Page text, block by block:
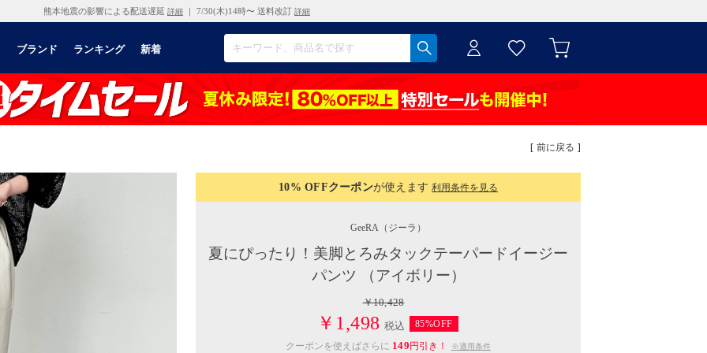
熊本地震の影響による配送遅延 詳細 ｜ 7/30(木)14時〜 送料改訂 詳細
ブランド ランキング 新着
[ 前に戻る ]
10% OFFクーポンが使えます 利用条件を見る
GeeRA （ジーラ）
夏にぴったり！美脚とろみタックテーパードイージー
パンツ （アイボリー）
￥10,428
￥1,498 税込
85%OFF
クーポンを使えばさらに 149円引き！ ※適用条件